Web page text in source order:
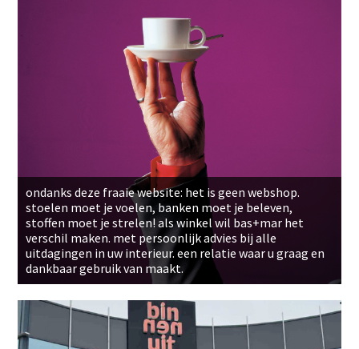
ondanks deze fraaie website: het is geen webshop.
stoelen moet je voelen, banken moet je beleven,
stoffen moet je strelen! als winkel wil bas+mar het
verschil maken. met persoonlijk advies bij alle
uitdagingen in uw interieur. een relatie waar u graag en
dankbaar gebruik van maakt.